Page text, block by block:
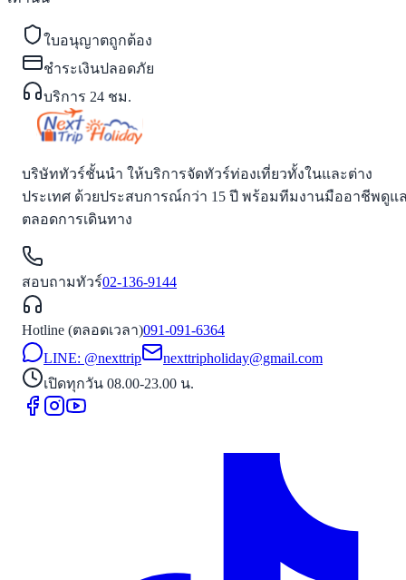
ใบอนุญาตถูกต้อง
ชำระเงินปลอดภัย
บริการ 24 ชม.
บริษัททัวร์ชั้นนำ ให้บริการจัดทัวร์ท่องเที่ยวทั้งในและต่าง
ประเทศ ด้วยประสบการณ์กว่า 15 ปี พร้อมทีมงานมืออาชีพดูแ
ตลอดการเดินทาง
สอบถามทัวร์02-136-9144
Hotline (ตลอดเวลา)091-091-6364
LINE: @nexttrip
nexttripholiday@gmail.com
เปิดทุกวัน 08.00-23.00 น.